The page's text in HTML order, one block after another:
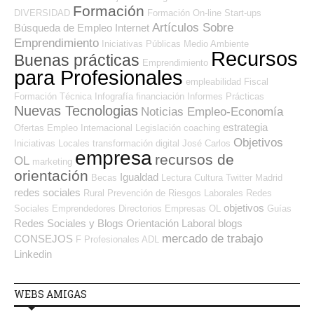
DIVERSIDAD Formación Formación On-line Start-ups
Búsqueda de Empleo Internet Artículos Sobre
Emprendimiento Iniciativas Públicas Medio Ambiente
Buenas prácticas Emprendimiento Recursos
para Profesionales empleabilidad Fiscal
Formación Técnica Infografía financiación Informes Prácticas
Nuevas Tecnologias Noticias Empleo-Economía
Ofertas Empleo Internacional Legislación coaching estrategia
Iniciativas Locales transformación digital José Carlos Objetivos
OL marketing empresa recursos de
orientación Becas Igualdad Lectura Cultura Twitter Madrid
redes sociales Rural Prevención de Riesgos Laborales Redes
Sociales Emprendedores Directorios Empresas OL objetivos Guías
Redes Sociales y Blogs Orientación Laboral blogs
CONSEJOS F Profesionales ADL mercado de trabajo
Linkedin
WEBS AMIGAS